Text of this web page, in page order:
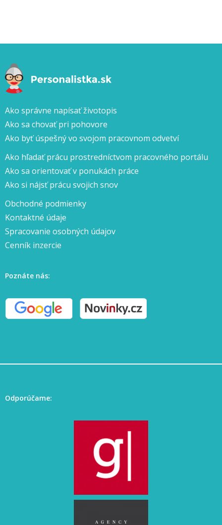
Ako správne napísať životopis
Ako sa chovať pri pohovore
Ako byť úspešný vo svojom pracovnom odvetví
Ako hľadať prácu prostredníctvom pracovného portálu
Ako sa orientovať v ponukách práce
Ako si nájsť prácu svojich snov
Obchodné podmienky
Kontaktné údaje
Spracovanie osobných údajov
Cenník inzercie
Poznáte nás:
Odporúčame: